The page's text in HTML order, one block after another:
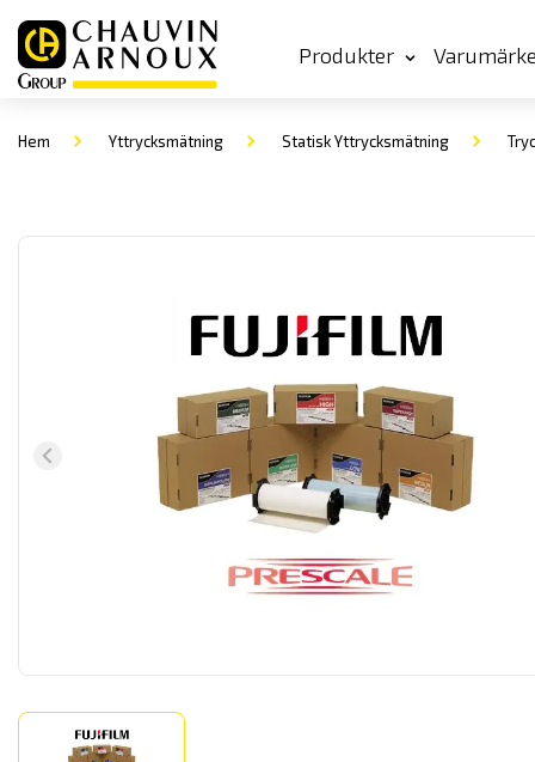
Produkter
Hem Yttrycksmätning Statisk Yttrycksmätning